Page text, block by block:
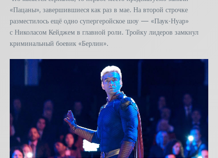
«Пацаны», завершившиеся как раз в мае. На второй строчке
разместилось ещё одно супергеройское шоу — «Паук-Нуар»
с Николасом Кейджем в главной роли. Тройку лидеров замкнул
криминальный боевик «Берлин».